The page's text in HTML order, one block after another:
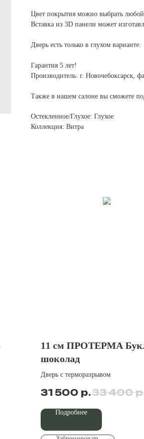
Цвет покрытия можно выбрать
Вставка из 3D панели может
Дверь есть только в глухом варианте.
Гарантия 5 лет!
Производитель: г.
Также в нашем салоне вы сможете
Остекленное/Глухое: Глухое
Коллекция: Витра
11 см ПРОТЕРМА
шоколад
Дверь с терморазрывом
31 500 р.33 400
Подробнее